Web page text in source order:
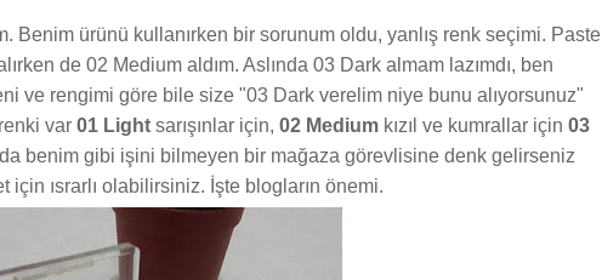
Benim ürünü kullanırken bir sorunum oldu, yanlış renk seçimi. Pastel
de 02 Medium aldım. Aslında 03 Dark almam lazımdı, ben
ve rengimi göre bile size "03 Dark verelim niye bunu alıyorsunuz"
var 01 Light sarışınlar için, 02 Medium kızıl ve kumrallar için 03
benim gibi işini bilmeyen bir mağaza görevlisine denk gelirseniz
için ısrarlı olabilirsiniz. İşte blogların önemi.